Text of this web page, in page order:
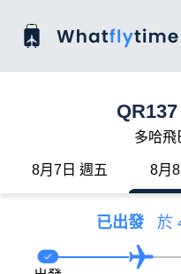
多哈飛
8月7日 週五 8月
已出發 於